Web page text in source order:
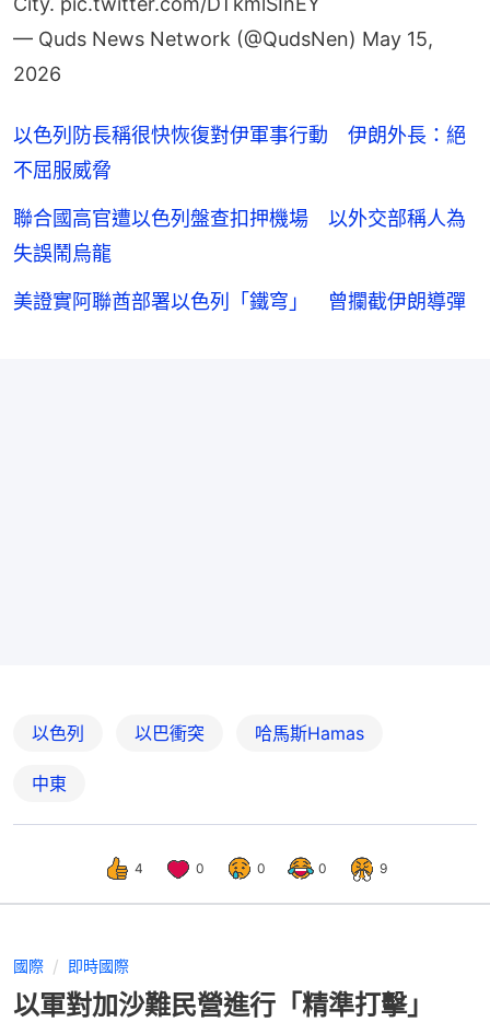
— Quds News Network (@QudsNen) May 15,
2026
以色列防長稱很快恢復對伊軍事行動 伊朗外長：絕
不屈服威脅
聯合國高官遭以色列盤查扣押機場 以外交部稱人為
失誤鬧烏龍
美證實阿聯酋部署以色列「鐵穹」 曾攔截伊朗導彈
以色列 以巴衝突 哈馬斯Hamas
中東
4 0 0 0 9
國際 即時國際
以軍對加沙難民營進行「精準打擊」